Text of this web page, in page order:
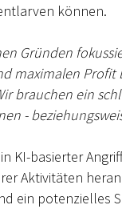
können.
Gründen
maximalen Profit
brauchen ein
-
KI-basierter
Aktivitäten
ein potenzielles